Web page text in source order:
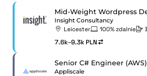
Mid-Weight Wordpress
Insight Consultancy
Leicester 100% zdalnie
7.6k–9.3k PLN
Senior C# Engineer
Appliscale